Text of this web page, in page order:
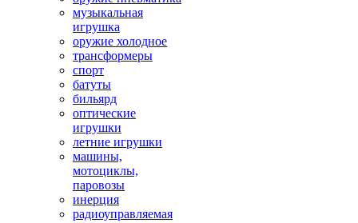
музыкальная
игрушка
оружие холодное
трансформеры
спорт
батуты
бильярд
оптические
игрушки
летние игрушки
машины,
мотоциклы,
паровозы
инерция
радиоуправляемая